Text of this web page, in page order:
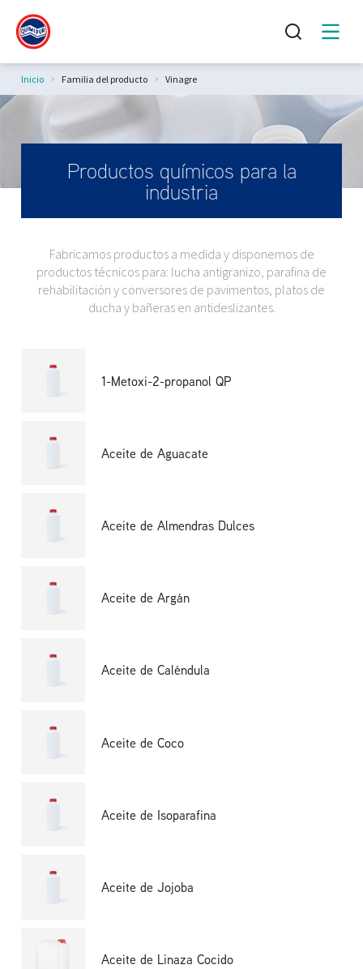
Estás aquí:
Inicio Familia del producto Vinagre
Productos químicos para la
industria
Fabricamos productos a medida y disponemos de
productos técnicos para: lucha antigranizo, parafina de
rehabilitación y conversores de pavimentos, platos de
ducha y bañeras en antideslizantes.
1-Metoxi-2-propanol QP
Aceite de Aguacate
Aceite de Almendras Dulces
Aceite de Argán
Aceite de Caléndula
Aceite de Coco
Aceite de Isoparafina
Aceite de Jojoba
Aceite de Linaza Cocido